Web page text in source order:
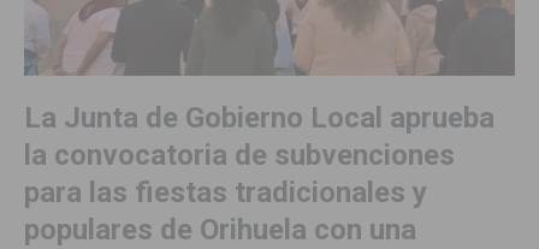
La Junta de Gobierno Local aprueba
la convocatoria de subvenciones
para las fiestas tradicionales y
populares de Orihuela con una